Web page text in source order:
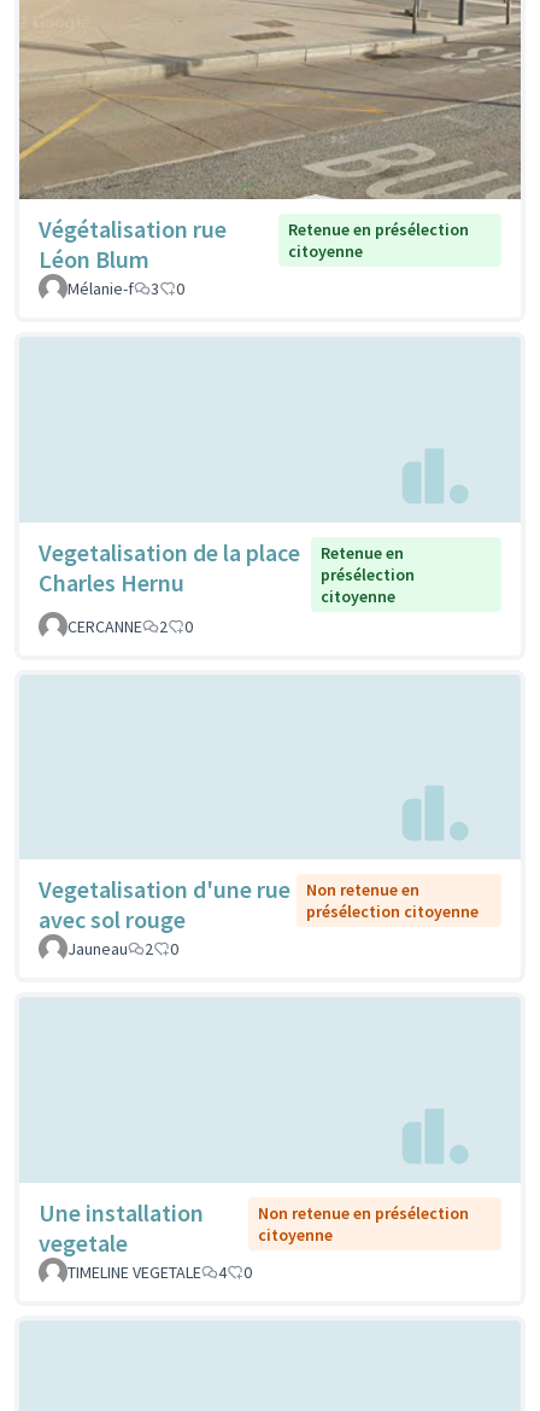
Végétalisation rue
Léon Blum
Retenue en présélection
citoyenne
Mélanie-f
3 0
Vegetalisation de la place
Charles Hernu
Retenue en
présélection
citoyenne
CERCANNE
2 0
Vegetalisation d'une rue
avec sol rouge
Non retenue en
présélection citoyenne
Jauneau
2 0
Une installation
vegetale
Non retenue en présélection
citoyenne
TIMELINE VEGETALE
4 0